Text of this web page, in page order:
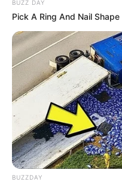
Penampilan khusus
BUZZ DAY
Pick A Ring And Nail
BUZZDAY